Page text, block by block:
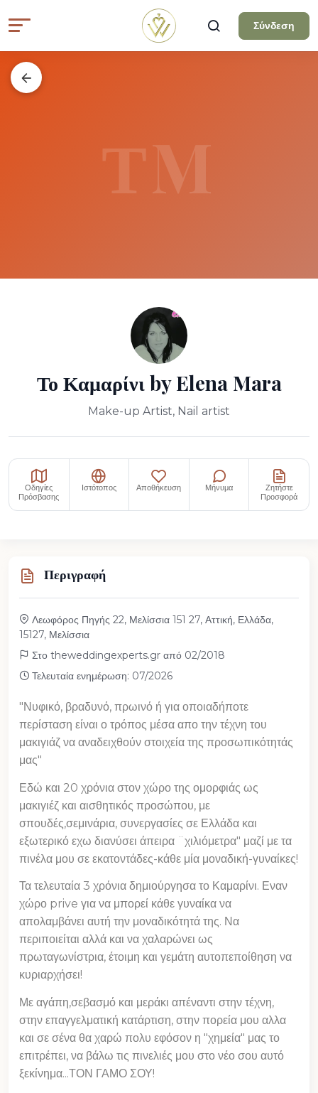
Σύνδεση
ΤM
Το Καμαρίνι by Elena Mara
Make-up Artist, Nail artist
Οδηγίες
Πρόσβασης
Ιστότοπος Αποθήκευση Μήνυμα
Ζητήστε
Προσφορά
Περιγραφή
Λεωφόρος Πηγής 22, Μελίσσια 151 27, Αττική, Ελλάδα,
15127, Μελίσσια
Στο theweddingexperts.gr από 02/2018
Τελευταία ενημέρωση: 07/2026
"Νυφικό, βραδυνό, πρωινό ή για οποιαδήποτε
περίσταση είναι ο τρόπος μέσα απο την τέχνη του
μακιγιάζ να αναδειχθούν στοιχεία της προσωπικότητάς
μας"
Εδώ και 20 χρόνια στον χώρο της ομορφιάς ως
μακιγιέζ και αισθητικός προσώπου, με
σπουδές,σεμινάρια, συνεργασίες σε Ελλάδα και
εξωτερικό εχω διανύσει άπειρα ¨χιλιόμετρα" μαζί με τα
πινέλα μου σε εκατοντάδες-κάθε μία μοναδική-γυναίκες!
Τα τελευταία 3 χρόνια δημιούργησα το Καμαρίνι. Εναν
χώρο prive για να μπορεί κάθε γυναίκα να
απολαμβάνει αυτή την μοναδικότητά της. Να
περιποιείται αλλά και να χαλαρώνει ως
πρωταγωνίστρια, έτοιμη και γεμάτη αυτοπεποίθηση να
κυριαρχήσει!
Με αγάπη,σεβασμό και μεράκι απέναντι στην τέχνη,
στην επαγγελματική κατάρτιση, στην πορεία μου αλλα
και σε σένα θα χαρώ πολυ εφόσον η "χημεία" μας το
επιτρέπει, να βάλω τις πινελιές μου στο νέο σου αυτό
ξεκίνημα...ΤΟΝ ΓΑΜΟ ΣΟΥ!